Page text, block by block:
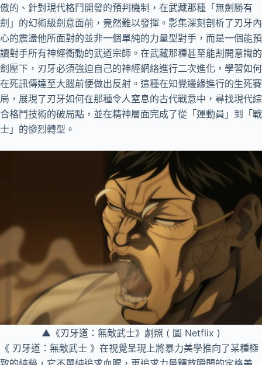
傲的、針對現代格鬥開發的預判機制，在武藏那種「無劍勝有
劍」的幻術級劍意面前，竟然難以發揮。影集深刻剖析了刃牙內
心的震盪他所面對的並非一個單純的力量型對手，而是一個能預
讀對手所有神經衝動的武道宗師。在武藏那種甚至能割開意識的
劍壓下，刃牙必須強迫自己的神經網絡進行二次進化，學習如何
在死訊傳達至大腦前便做出反射。這種在知覺邊緣進行的生死賽
局，展現了刃牙如何在那種令人窒息的古代戰意中，尋找現代綜
合格鬥技術的破局點，並在精神層面完成了從「運動員」到「戰
士」的慘烈轉型。
▲《刃牙道：無敵武士》劇照 ( 圖 Netflix )
《 刃牙道：無敵武士 》在視覺呈現上將暴力美學推向了某種極